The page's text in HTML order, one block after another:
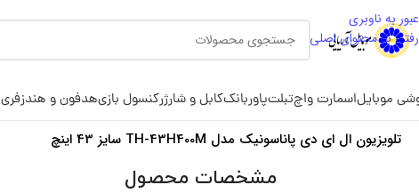
عبور به ناوبری
رفتن به محتوای اصلی
موبایلاسمارت واچتبلتپاوربانککابل و شارژرکنسول بازیهدفون و هندزفری
تلویزیون ال ای دی پاناسونیک مدل TH-43H400M سایز 43 اینچ
مشخصات محصول